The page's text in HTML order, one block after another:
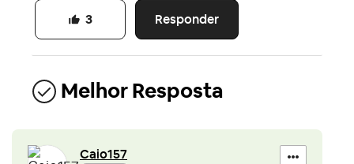
Responder
3
Melhor Resposta
Caio157